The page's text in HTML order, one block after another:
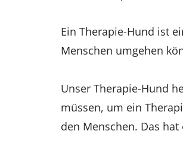
Ein Therapie-Hund ist
Menschen umgehen
Unser Therapie-Hund
müssen, um ein
den Menschen. Das